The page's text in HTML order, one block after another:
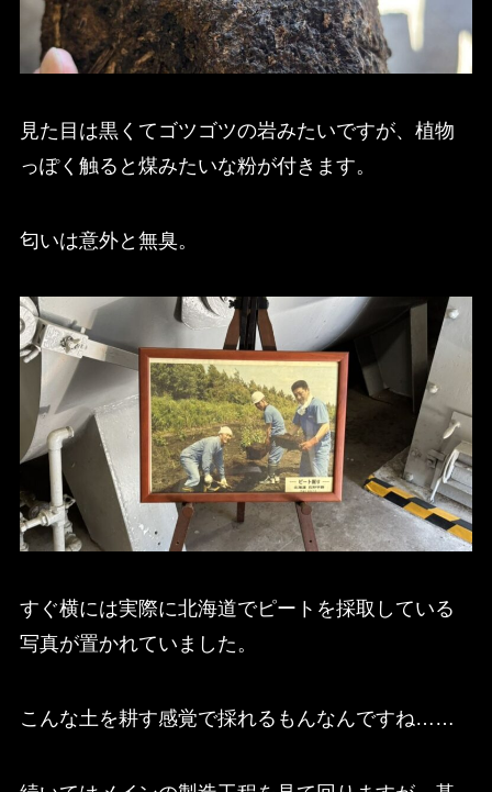
見た目は黒くてゴツゴツの岩みたいですが、植物
っぽく触ると煤みたいな粉が付きます。
匂いは意外と無臭。
すぐ横には実際に北海道でピートを採取している
写真が置かれていました。
こんな土を耕す感覚で採れるもんなんですね……